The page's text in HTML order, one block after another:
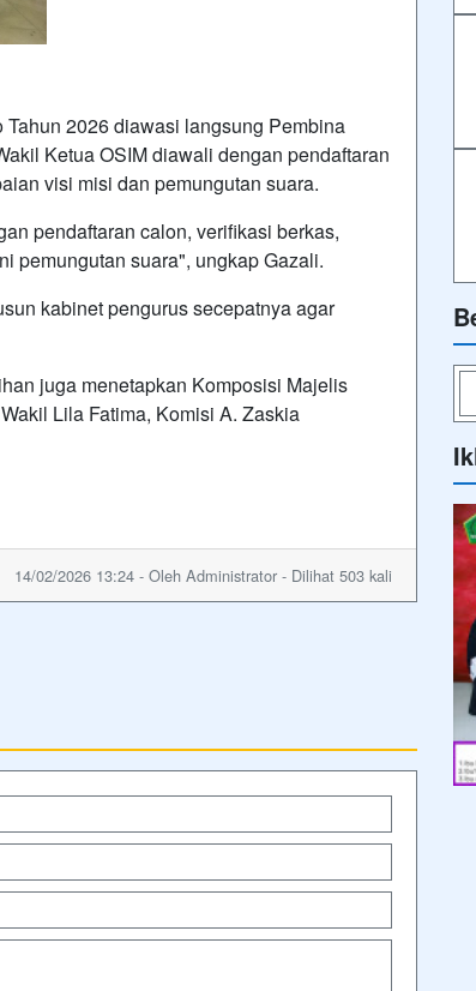
2026 diawasi langsung Pembina
Ketua OSIM diawali dengan pendaftaran
visi misi dan pemungutan suara.
pendaftaran calon, verifikasi berkas,
pemungutan suara", ungkap Gazali.
kabinet pengurus secepatnya agar
juga menetapkan Komposisi Majelis
Lila Fatima, Komisi A. Zaskia
14/02/2026 13:24 - Oleh Administrator - Dilihat 503 kali